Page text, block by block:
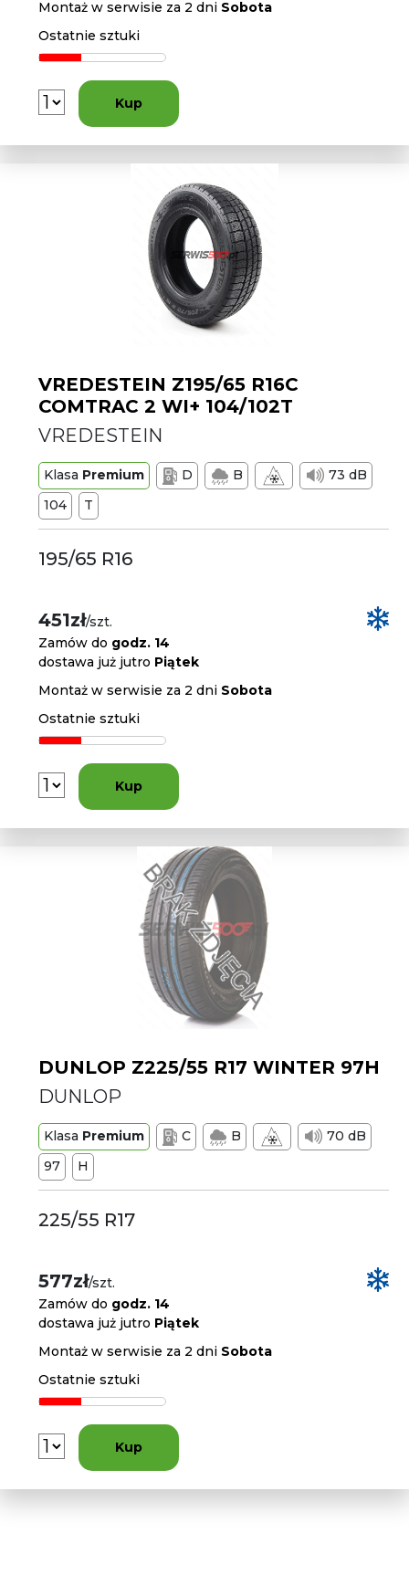
Montaż w serwisie za 2 dni Sobota
Ostatnie sztuki
Kup
VREDESTEIN Z195/65 R16C
COMTRAC 2 WI+ 104/102T
VREDESTEIN
Klasa Premium D B
73 dB
104
T
195/65 R16
451zł/szt.
Zamów do godz. 14
dostawa już jutro Piątek
Montaż w serwisie za 2 dni Sobota
Ostatnie sztuki
Kup
DUNLOP Z225/55 R17 WINTER 97H
DUNLOP
Klasa Premium C B
70 dB
97
H
225/55 R17
577zł/szt.
Zamów do godz. 14
dostawa już jutro Piątek
Montaż w serwisie za 2 dni Sobota
Ostatnie sztuki
Kup